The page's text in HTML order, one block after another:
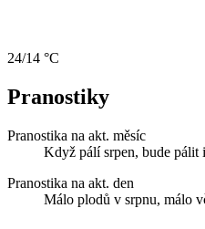
24/14 °C
Pranostiky
Pranostika na akt. měsíc
Když pálí srpen, bude pálit
Pranostika na akt. den
Málo plodů v srpnu, málo